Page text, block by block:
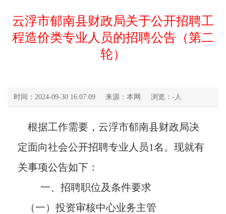
云浮市郁南县财政局关于公开招聘工
程造价类专业人员的招聘公告（第二
轮）
时间：2024-09-30 16:07:09 来源：本网 浏览： - 人
根据工作需要，云浮市郁南县财政局决
定面向社会公开招聘专业人员1名。现就有
关事项公告如下：
一、招聘职位及条件要求
（一）投资审核中心业务主管